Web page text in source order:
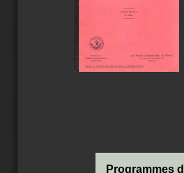
Programmes